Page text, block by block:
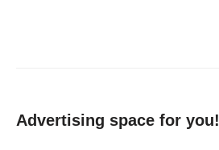
Advertising space for you!